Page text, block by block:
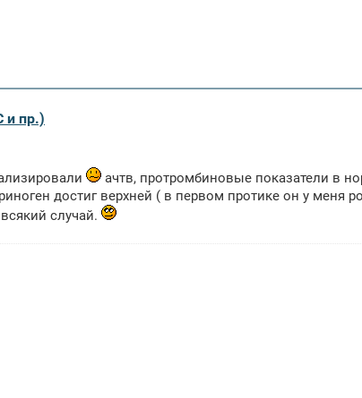
и пр.)
ачтв, протромбиновые показатели в
достиг верхней ( в первом протике он у меня
случай.